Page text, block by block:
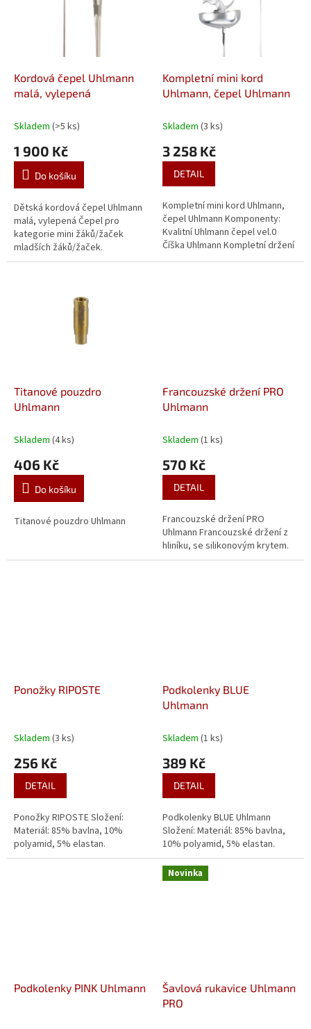
Kordová čepel Uhlmann
malá, vylepená
Skladem (>5 ks)
1 900 Kč
Do košíku
Dětská kordová čepel Uhlmann
malá, vylepená Čepel pro
kategorie mini žáků/žaček
mladších žáků/žaček.
Kompletní mini kord
Uhlmann, čepel Uhlmann
Skladem (3 ks)
3 258 Kč
DETAIL
Kompletní mini kord Uhlmann,
čepel Uhlmann Komponenty:
Kvalitní Uhlmann čepel vel.0
Číška Uhlmann Kompletní držení
Uhlmann Můstek Uhlmann
Titanové pouzdro
Uhlmann
Skladem (4 ks)
406 Kč
Do košíku
Titanové pouzdro Uhlmann
Francouzské držení PRO
Uhlmann
Skladem (1 ks)
570 Kč
DETAIL
Francouzské držení PRO
Uhlmann Francouzské držení z
hliníku, se silikonovým krytem.
Ponožky RIPOSTE
Skladem (3 ks)
256 Kč
DETAIL
Ponožky RIPOSTE Složení:
Materiál: 85% bavlna, 10%
polyamid, 5% elastan.
Podkolenky BLUE
Uhlmann
Skladem (1 ks)
389 Kč
DETAIL
Podkolenky BLUE Uhlmann
Složení: Materiál: 85% bavlna,
10% polyamid, 5% elastan.
Podkolenky PINK Uhlmann
Novinka
Šavlová rukavice Uhlmann
PRO